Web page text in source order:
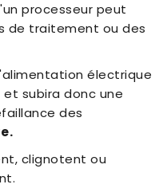
processeur peut
de traitement ou des
électrique
subira donc une
des
clignotent ou